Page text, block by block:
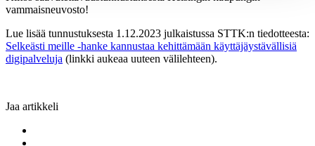
vammaisneuvosto!
Lue lisää tunnustuksesta 1.12.2023 julkaistussa STTK:n tiedotteesta:
Selkeästi meille -hanke kannustaa kehittämään käyttäjäystävällisiä
digipalveluja (linkki aukeaa uuteen välilehteen).
Jaa artikkeli